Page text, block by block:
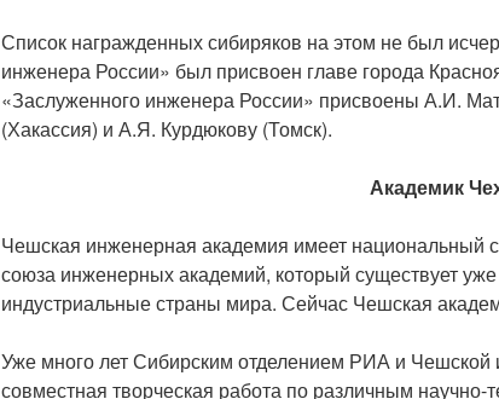
Список награжденных сибиряков на этом не был
инженера России» был присвоен главе города
«Заслуженного инженера России» присвоены А.И.
(Хакассия) и А.Я. Курдюкову (Томск).
Академик
Чешская инженерная академия имеет национальный
союза инженерных академий, который существует
индустриальные страны мира. Сейчас Чешская
Уже много лет Сибирским отделением РИА и Чешской
совместная творческая работа по различным